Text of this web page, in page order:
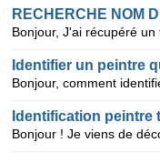
RECHERCHE NOM
Identification peintre